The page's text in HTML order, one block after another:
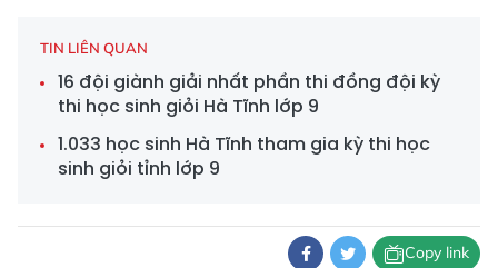
TIN LIÊN QUAN
16 đội giành giải nhất phần thi đồng đội kỳ
thi học sinh giỏi Hà Tĩnh lớp 9
1.033 học sinh Hà Tĩnh tham gia kỳ thi học
sinh giỏi tỉnh lớp 9
Copy link